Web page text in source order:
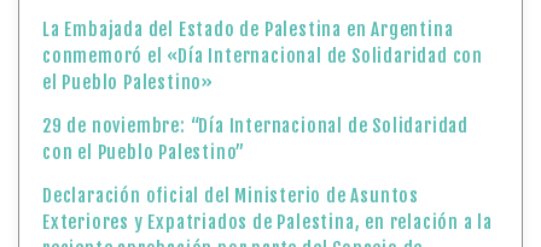
La Embajada del Estado de Palestina en Argentina
conmemoró el «Día Internacional de Solidaridad con
el Pueblo Palestino»
29 de noviembre: “Día Internacional de Solidaridad
con el Pueblo Palestino”
Declaración oficial del Ministerio de Asuntos
Exteriores y Expatriados de Palestina, en relación a la